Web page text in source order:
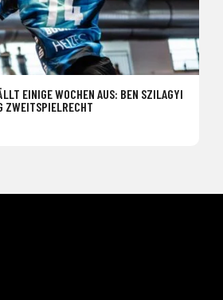
EINIGE WOCHEN AUS: BEN SZILAGYI
ZWEITSPIELRECHT